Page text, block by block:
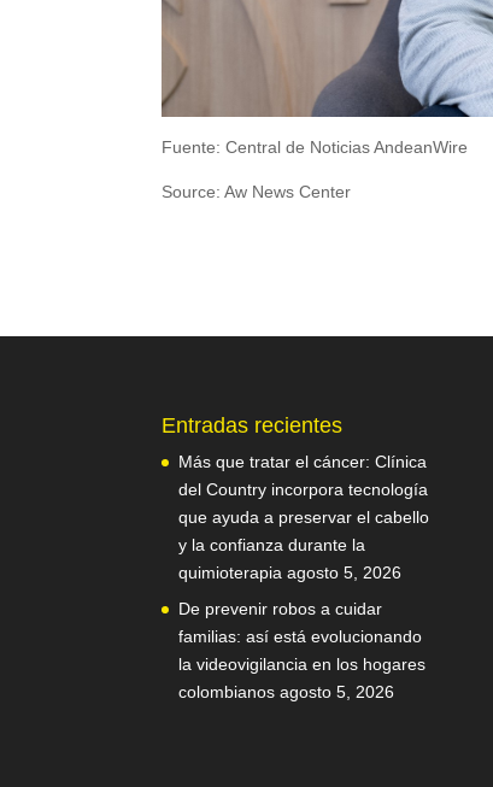
Fuente: Central de Noticias AndeanWire
Source: Aw News Center
Entradas recientes
Más que tratar el cáncer: Clínica
del Country incorpora tecnología
que ayuda a preservar el cabello
y la confianza durante la
quimioterapia agosto 5, 2026
De prevenir robos a cuidar
familias: así está evolucionando
la videovigilancia en los hogares
colombianos agosto 5, 2026